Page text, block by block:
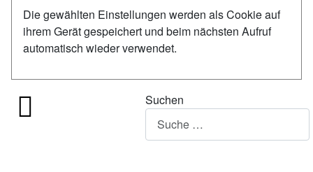
Die gewählten Einstellungen werden als Cookie auf
ihrem Gerät gespeichert und beim nächsten Aufruf
automatisch wieder verwendet.
Suchen